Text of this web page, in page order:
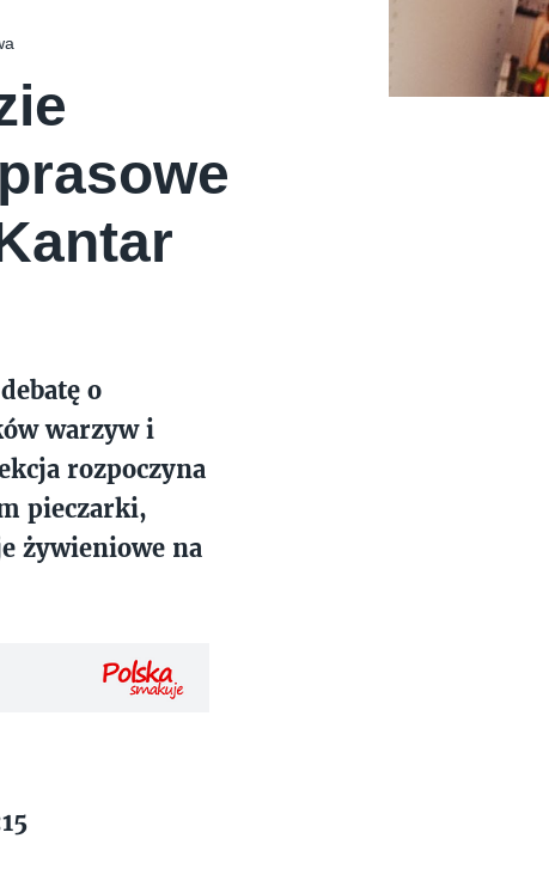
o
warzyw i
rozpoczyna
pieczarki,
żywieniowe na